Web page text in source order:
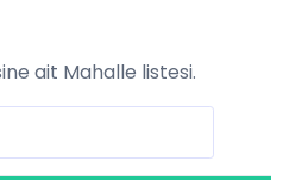
ait Mahalle listesi.